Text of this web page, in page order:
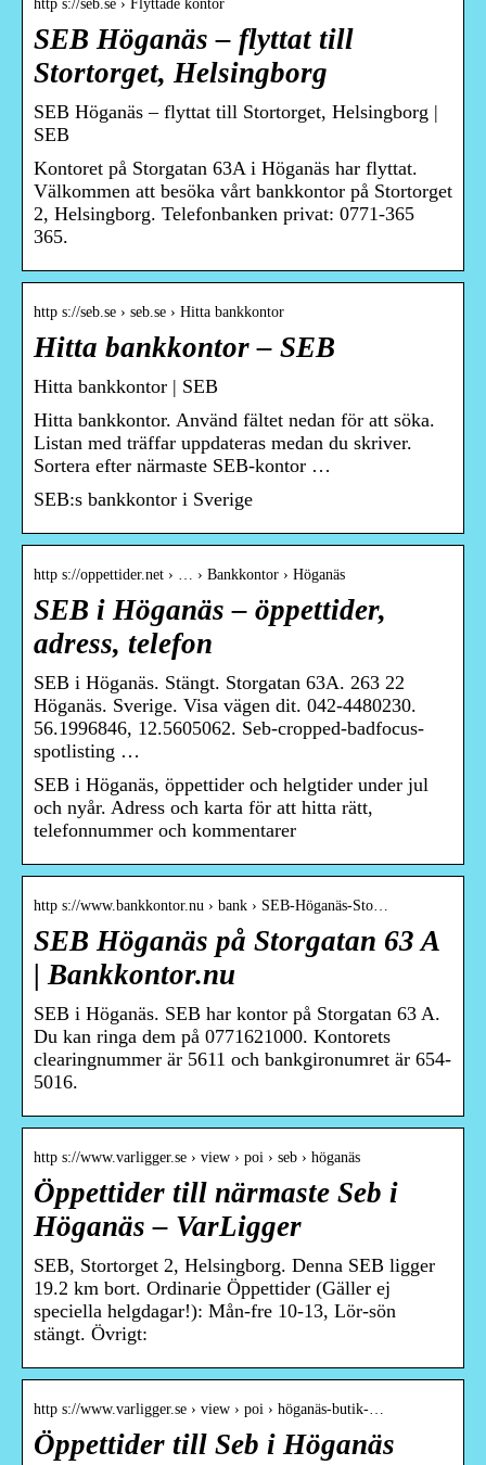
http s://seb.se › Flyttade kontor
SEB Höganäs – flyttat till
Stortorget, Helsingborg
SEB Höganäs – flyttat till Stortorget, Helsingborg |
SEB
Kontoret på Storgatan 63A i Höganäs har flyttat.
Välkommen att besöka vårt bankkontor på Stortorget
2, Helsingborg. Telefonbanken privat: 0771-365
365.
http s://seb.se › seb.se › Hitta bankkontor
Hitta bankkontor – SEB
Hitta bankkontor | SEB
Hitta bankkontor. Använd fältet nedan för att söka.
Listan med träffar uppdateras medan du skriver.
Sortera efter närmaste SEB-kontor …
SEB:s bankkontor i Sverige
http s://oppettider.net › … › Bankkontor › Höganäs
SEB i Höganäs – öppettider,
adress, telefon
SEB i Höganäs. Stängt. Storgatan 63A. 263 22
Höganäs. Sverige. Visa vägen dit. 042-4480230.
56.1996846, 12.5605062. Seb-cropped-badfocus-
spotlisting …
SEB i Höganäs, öppettider och helgtider under jul
och nyår. Adress och karta för att hitta rätt,
telefonnummer och kommentarer
http s://www.bankkontor.nu › bank › SEB-Höganäs-Sto…
SEB Höganäs på Storgatan 63 A
| Bankkontor.nu
SEB i Höganäs. SEB har kontor på Storgatan 63 A.
Du kan ringa dem på 0771621000. Kontorets
clearingnummer är 5611 och bankgironumret är 654-
5016.
http s://www.varligger.se › view › poi › seb › höganäs
Öppettider till närmaste Seb i
Höganäs – VarLigger
SEB, Stortorget 2, Helsingborg. Denna SEB ligger
19.2 km bort. Ordinarie Öppettider (Gäller ej
speciella helgdagar!): Mån-fre 10-13, Lör-sön
stängt. Övrigt:
http s://www.varligger.se › view › poi › höganäs-butik-…
Öppettider till Seb i Höganäs